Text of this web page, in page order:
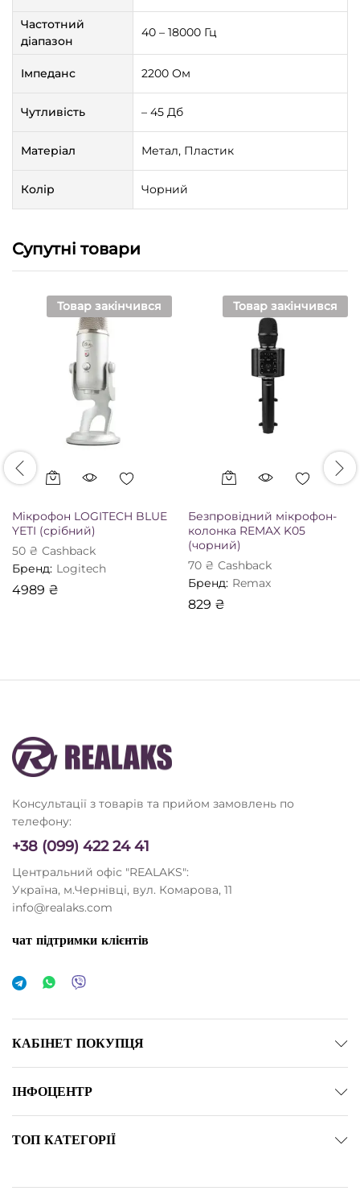
Частотний
діапазон
40 – 18000 Гц
Імпеданс 2200 Ом
Чутливість – 45 Дб
Матеріал Метал, Пластик
Колір Чорний
Супутні товари
Товар закінчився
Мікрофон LOGITECH BLUE
YETI (срібний)
50 ₴ Сashback
Бренд: Logitech
4989 ₴
Товар закінчився
Безпровідний мікрофон-
колонка REMAX K05
(чорний)
70 ₴ Сashback
Бренд: Remax
829 ₴
Консультації з товарів та прийом замовлень по
телефону:
+38 (099) 422 24 41
Центральний офіс "REALAKS":
Україна, м.Чернівці, вул. Комарова, 11
info@realaks.com
чат підтримки клієнтів
КАБІНЕТ ПОКУПЦЯ
ІНФОЦЕНТР
ТОП КАТЕГОРІЇ